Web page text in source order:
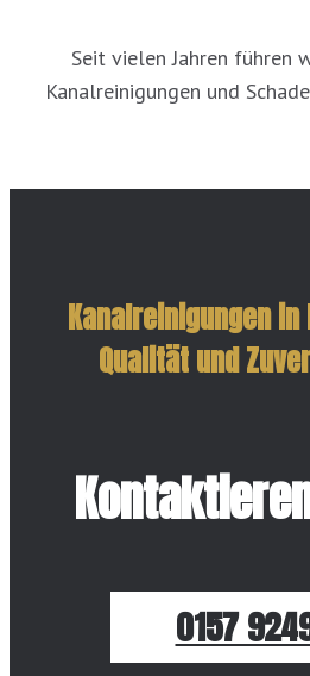
Seit vielen Jahren führen
Kanalreinigungen und
Kanalreinigungen in
Qualität und
0157